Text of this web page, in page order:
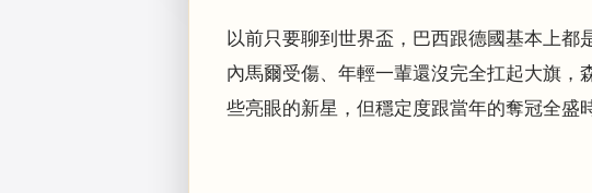
以前只要聊到世界盃，巴西跟德國基本上都
內馬爾受傷、年輕一輩還沒完全扛起大旗
些亮眼的新星，但穩定度跟當年的奪冠全盛